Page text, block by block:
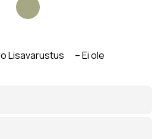
Lisavarustus – Ei ole